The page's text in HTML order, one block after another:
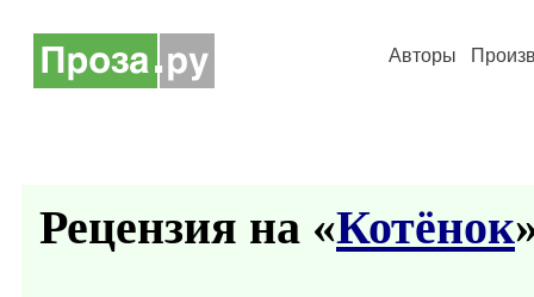
Авторы
Рецензия на «Котёнок